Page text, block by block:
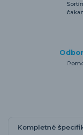
Kompletné